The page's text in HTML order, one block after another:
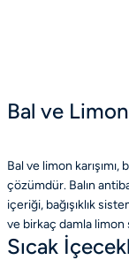
Bal ve Limon
Bal ve limon
çözümdür. Balın
içeriği, bağışıklık
ve birkaç damla limon
Sıcak